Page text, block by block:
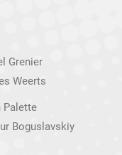
Grenier
Weerts
Palette
Boguslavskiy